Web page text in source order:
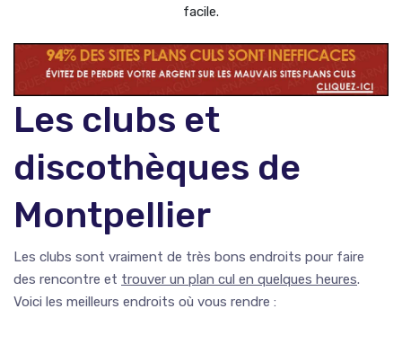
facile.
Les clubs et
discothèques de
Montpellier
Les clubs sont vraiment de très bons endroits pour faire
des rencontre et trouver un plan cul en quelques heures.
Voici les meilleurs endroits où vous rendre :